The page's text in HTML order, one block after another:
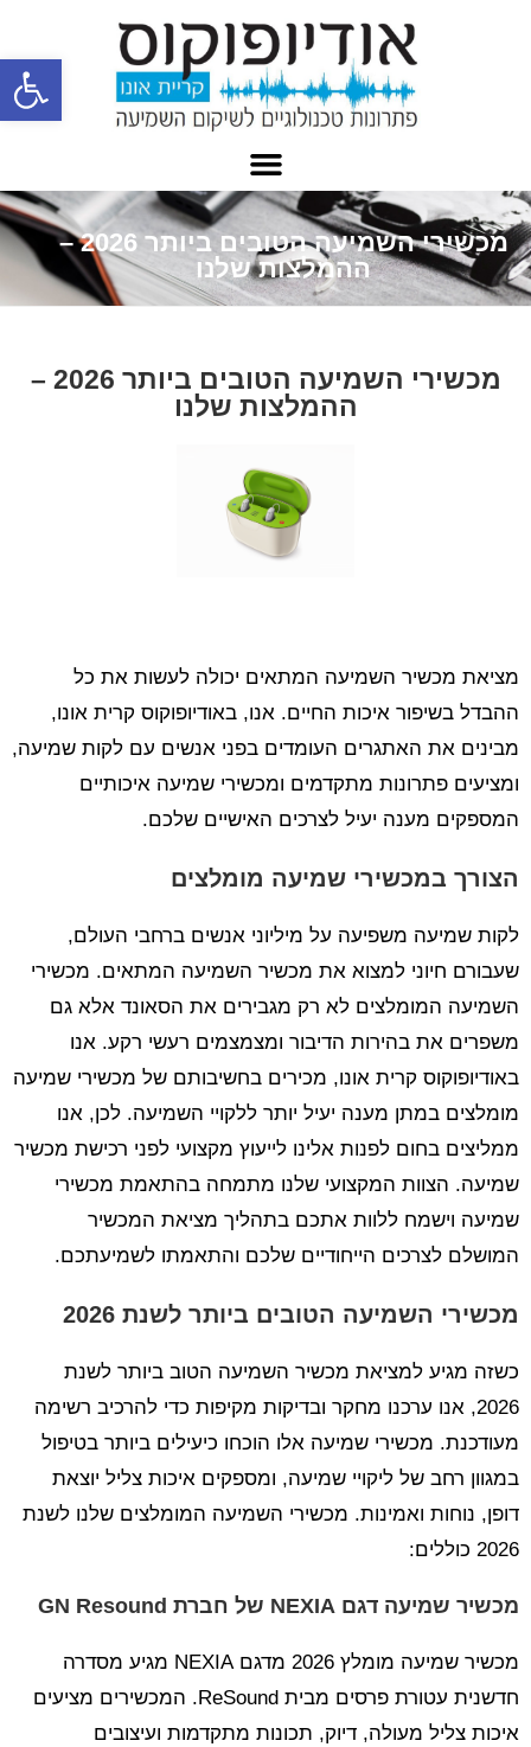
מכשירי השמיעה הטובים ביותר 2026 –
ההמלצות שלנו
מכשירי השמיעה הטובים ביותר 2026 –
ההמלצות שלנו
מציאת מכשיר השמיעה המתאים יכולה לעשות את כל
ההבדל בשיפור איכות החיים. אנו, באודיופוקוס קרית אונו,
מבינים את האתגרים העומדים בפני אנשים עם לקות שמיעה,
ומציעים פתרונות מתקדמים ומכשירי שמיעה איכותיים
המספקים מענה יעיל לצרכים האישיים שלכם.
הצורך במכשירי שמיעה מומלצים
לקות שמיעה משפיעה על מיליוני אנשים ברחבי העולם,
שעבורם חיוני למצוא את מכשיר השמיעה המתאים. מכשירי
השמיעה המומלצים לא רק מגבירים את הסאונד אלא גם
משפרים את בהירות הדיבור ומצמצמים רעשי רקע. אנו
באודיופוקוס קרית אונו, מכירים בחשיבותם של מכשירי שמיעה
מומלצים במתן מענה יעיל יותר ללקויי השמיעה. לכן, אנו
ממליצים בחום לפנות אלינו לייעוץ מקצועי לפני רכישת מכשיר
שמיעה. הצוות המקצועי שלנו מתמחה בהתאמת מכשירי
שמיעה וישמח ללוות אתכם בתהליך מציאת המכשיר
המושלם לצרכים הייחודיים שלכם והתאמתו לשמיעתכם.
מכשירי השמיעה הטובים ביותר לשנת 2026
כשזה מגיע למציאת מכשיר השמיעה הטוב ביותר לשנת
2026, אנו ערכנו מחקר ובדיקות מקיפות כדי להרכיב רשימה
מעודכנת. מכשירי שמיעה אלו הוכחו כיעילים ביותר בטיפול
במגוון רחב של ליקויי שמיעה, ומספקים איכות צליל יוצאת
דופן, נוחות ואמינות. מכשירי השמיעה המומלצים שלנו לשנת
2026 כוללים:
מכשיר שמיעה דגם NEXIA של חברת GN Resound
מכשיר שמיעה מומלץ 2026 מדגם NEXIA מגיע מסדרה
חדשנית עטורת פרסים מבית ReSound. המכשירים מציעים
איכות צליל מעולה, דיוק, תכונות מתקדמות ועיצובים